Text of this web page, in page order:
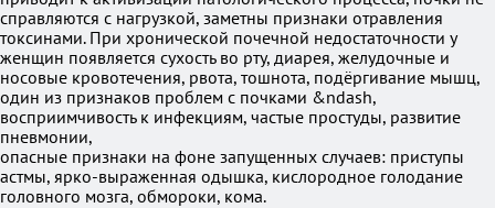
справляются с нагрузкой, заметны признаки отравления
токсинами. При хронической почечной недостаточности у
женщин появляется сухость во рту, диарея, желудочные и
носовые кровотечения, рвота, тошнота, подёргивание мышц,
один из признаков проблем с почками &ndash,
восприимчивость к инфекциям, частые простуды, развитие
пневмонии,
опасные признаки на фоне запущенных случаев: приступы
астмы, ярко-выраженная одышка, кислородное голодание
головного мозга, обмороки, кома.